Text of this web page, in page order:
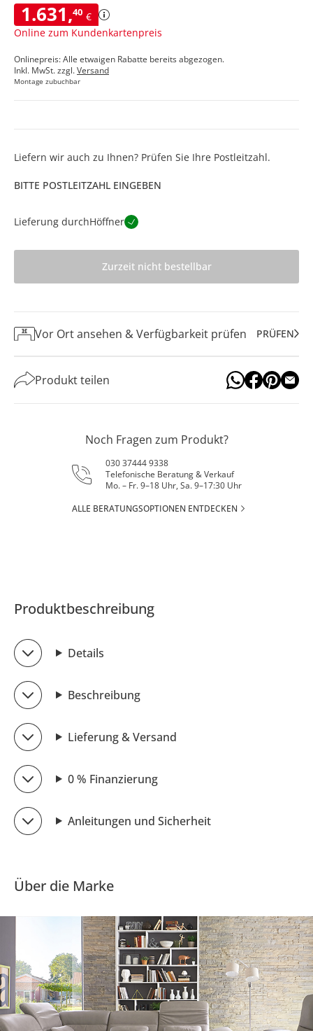
1.631,40 €
Online zum Kundenkartenpreis
Onlinepreis: Alle etwaigen Rabatte bereits abgezogen.
Inkl. MwSt. zzgl.Versand
Montage zubuchbar
Liefern wir auch zu Ihnen? Prüfen Sie Ihre Postleitzahl.
BITTE POSTLEITZAHL EINGEBEN
Lieferung durchHöffner
Zurzeit nicht bestellbar
Vor Ort ansehen & Verfügbarkeit prüfen PRÜFEN
Produkt teilen
Noch Fragen zum Produkt?
030 37444 9338
Telefonische Beratung & Verkauf
Mo. – Fr. 9–18 Uhr, Sa. 9–17:30 Uhr
ALLE BERATUNGSOPTIONEN ENTDECKEN
Produktbeschreibung
Details
Beschreibung
Lieferung & Versand
0 % Finanzierung
Anleitungen und Sicherheit
Über die Marke